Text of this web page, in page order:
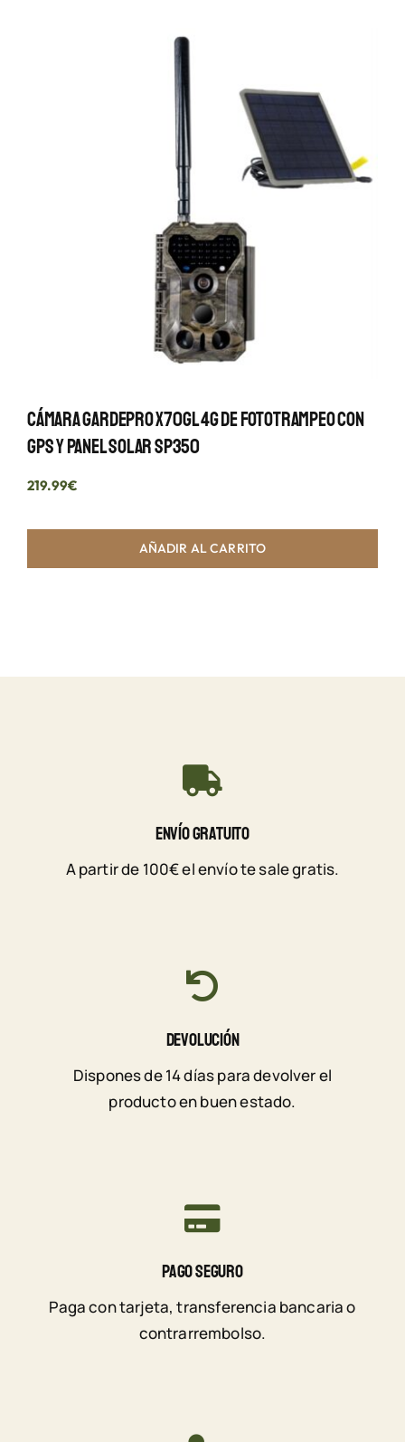
Cámara GardePro X70GL 4G De Fototrampeo Con
GPS Y Panel Solar SP350
219.99€
AÑADIR AL CARRITO
Envío Gratuito
A partir de 100€ el envío te sale gratis.
Devolución
Dispones de 14 días para devolver el
producto en buen estado.
Pago Seguro
Paga con tarjeta, transferencia bancaria o
contrarrembolso.